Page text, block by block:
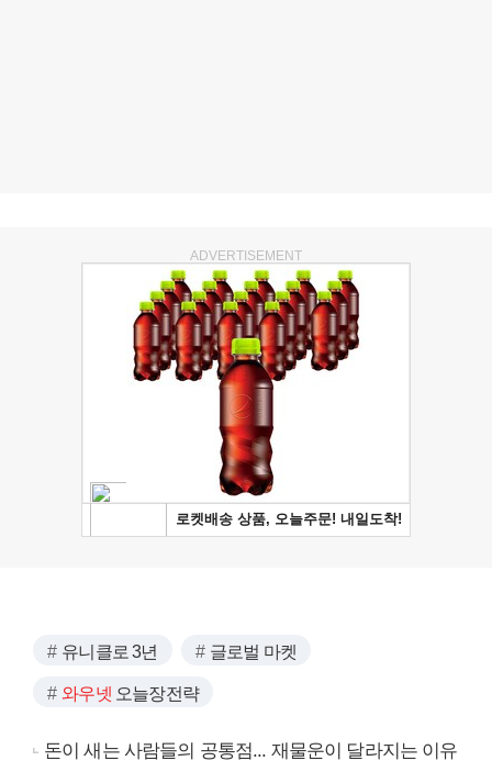
ADVERTISEMENT
유니클로 3년 글로벌 마켓
와우넷 오늘장전략
돈이 새는 사람들의 공통점... 재물운이 달라지는 이유